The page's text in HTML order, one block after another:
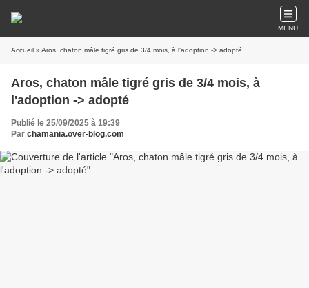
MENU
Accueil » Aros, chaton mâle tigré gris de 3/4 mois, à l'adoption -> adopté
Aros, chaton mâle tigré gris de 3/4 mois, à
l'adoption -> adopté
Publié le 25/09/2025 à 19:39
Par chamania.over-blog.com